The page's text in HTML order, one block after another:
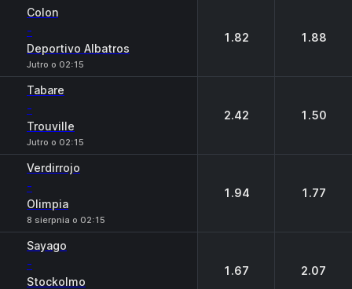
Colon
-
Deportivo Albatros
Jutro o 02:15
1.82 1.88
Tabare
-
Trouville
Jutro o 02:15
2.42 1.50
Verdirrojo
-
Olimpia
8 sierpnia o 02:15
1.94 1.77
Sayago
-
Stockolmo
1.67 2.07